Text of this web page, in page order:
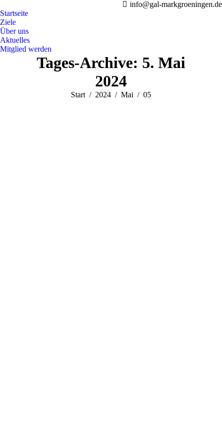
info@gal-markgroeningen.de
Startseite
Ziele
Über uns
Aktuelles
Mitglied werden
Tages-Archive: 5. Mai
2024
Sie befinden sich hier:
Start 2024 Mai 05